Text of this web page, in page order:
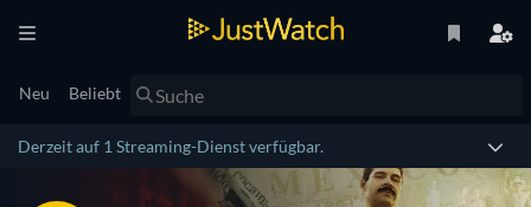
Neu Beliebt
Derzeit auf 1 Streaming-Dienst verfügbar.